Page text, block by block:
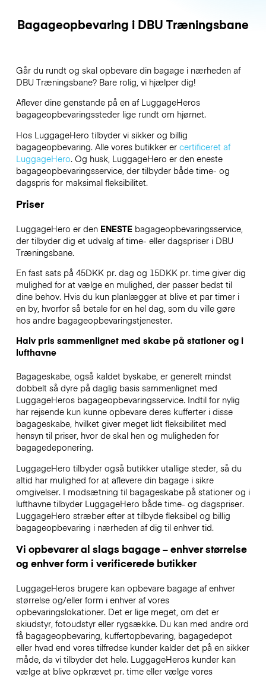
Bagageopbevaring i DBU Træningsbane
Går du rundt og skal opbevare din bagage i nærheden af
DBU Træningsbane? Bare rolig, vi hjælper dig!
Aflever dine genstande på en af LuggageHeros
bagageopbevaringssteder lige rundt om hjørnet.
Hos LuggageHero tilbyder vi sikker og billig
bagageopbevaring. Alle vores butikker er certificeret af
LuggageHero. Og husk, LuggageHero er den eneste
bagageopbevaringsservice, der tilbyder både time- og
dagspris for maksimal fleksibilitet.
Priser
LuggageHero er den ENESTEbagageopbevaringsservice,
der tilbyder dig et udvalg af time- eller dagspriser i DBU
Træningsbane.
En fast sats på 45DKK pr. dag og 15DKK pr. time giver dig
mulighed for at vælge en mulighed, der passer bedst til
dine behov. Hvis du kun planlægger at blive et par timer i
en by, hvorfor så betale for en hel dag, som du ville gøre
hos andre bagageopbevaringstjenester.
Halv pris sammenlignet med skabe på stationer og i
lufthavne
Bagageskabe, også kaldet byskabe, er generelt mindst
dobbelt så dyre på daglig basis sammenlignet med
LuggageHeros bagageopbevaringsservice. Indtil for nylig
har rejsende kun kunne opbevare deres kufferter i disse
bagageskabe, hvilket giver meget lidt fleksibilitet med
hensyn til priser, hvor de skal hen og muligheden for
bagagedeponering.
LuggageHero tilbyder også butikker utallige steder, så du
altid har mulighed for at aflevere din bagage i sikre
omgivelser. I modsætning til bagageskabe på stationer og i
lufthavne tilbyder LuggageHero både time- og dagspriser.
LuggageHero stræber efter at tilbyde fleksibel og billig
bagageopbevaring i nærheden af dig til enhver tid.
Vi opbevarer al slags bagage – enhver størrelse
og enhver form i verificerede butikker
LuggageHeros brugere kan opbevare bagage af enhver
størrelse og/eller form i enhver af vores
opbevaringslokationer. Det er lige meget, om det er
skiudstyr, fotoudstyr eller rygsække. Du kan med andre ord
få bagageopbevaring, kuffertopbevaring, bagagedepot
eller hvad end vores tilfredse kunder kalder det på en sikker
måde, da vi tilbyder det hele. LuggageHeros kunder kan
vælge at blive opkrævet pr. time eller vælge vores